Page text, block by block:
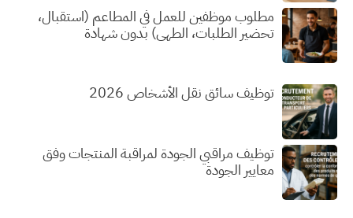
مطلوب موظفين للعمل في المطاعم (استقبال،
تحضير الطلبات، الطهي) بدون شهادة
توظيف سائق نقل الأشخاص 2026
توظيف مراقبي الجودة لمراقبة المنتجات وفق
معايير الجودة